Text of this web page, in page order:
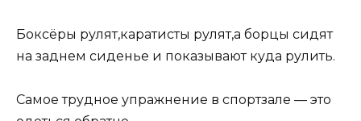
Боксёры рулят,каратисты рулят,а борцы сидят
на заднем сиденье и показывают куда рулить.
Самое трудное упражнение в спортзале — это